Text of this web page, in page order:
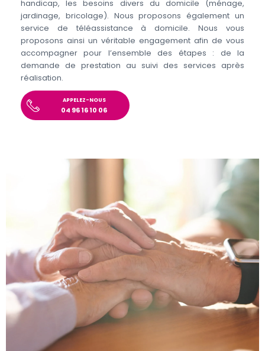
handicap, les besoins divers du domicile (ménage,
jardinage, bricolage). Nous proposons également un
service de téléassistance à domicile. Nous vous
proposons ainsi un véritable engagement afin de vous
accompagner pour l’ensemble des étapes : de la
demande de prestation au suivi des services après
réalisation.
APPELEZ-NOUS
04 96 16 10 06